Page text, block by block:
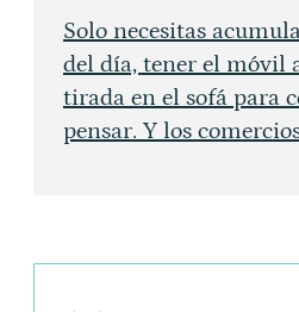
Solo necesitas
del día, tener el móvil
tirada en el sofá para
pensar. Y los